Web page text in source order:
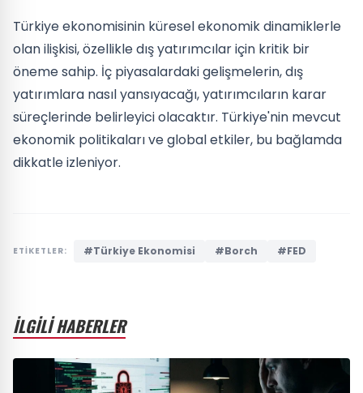
Türkiye ekonomisinin küresel ekonomik dinamiklerle
olan ilişkisi, özellikle dış yatırımcılar için kritik bir
öneme sahip. İç piyasalardaki gelişmelerin, dış
yatırımlara nasıl yansıyacağı, yatırımcıların karar
süreçlerinde belirleyici olacaktır. Türkiye'nin mevcut
ekonomik politikaları ve global etkiler, bu bağlamda
dikkatle izleniyor.
ETİKETLER: #Türkiye Ekonomisi #Borch #FED
İLGİLİ HABERLER